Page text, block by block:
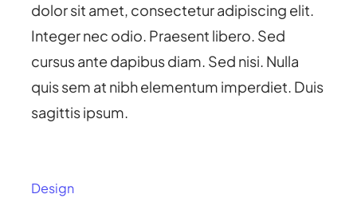
dolor sit amet, consectetur adipiscing elit.
Integer nec odio. Praesent libero. Sed
cursus ante dapibus diam. Sed nisi. Nulla
quis sem at nibh elementum imperdiet. Duis
sagittis ipsum.
Design